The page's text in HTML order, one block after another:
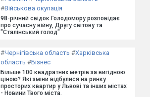
#Військова окупація
98-річний свідок Голодомору розповідає
про сучасну війну, Другу світову та
"Сталінський голод"
#Чернігівська область #Харківська
область #Бізнес
Більше 100 квадратних метрів за вигідною
ціною? Які зміни відбулися на ринку
просторих квартир у Львові та інших містах
- Новини Твого міста.